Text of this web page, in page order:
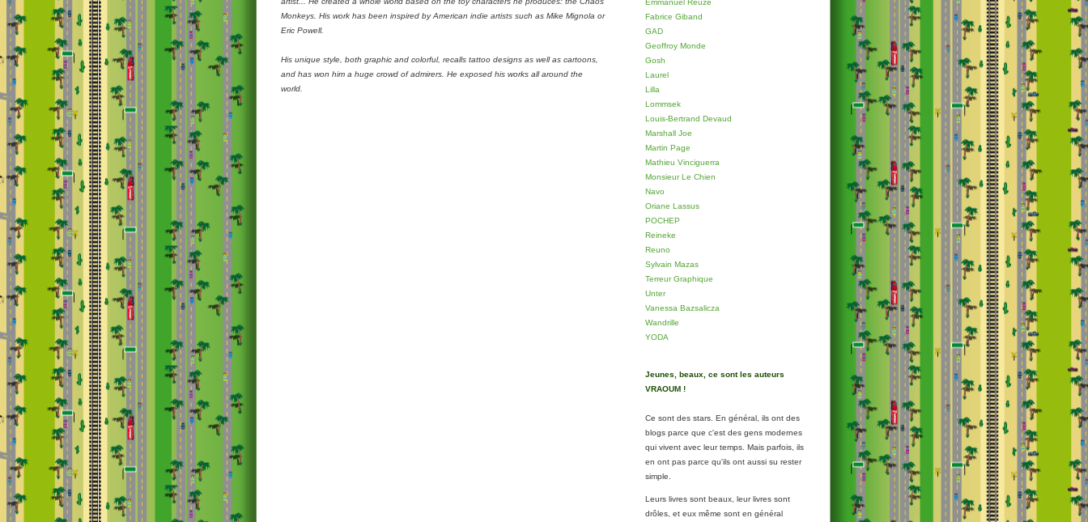
Monkeys. His work has been inspired by American indie artists such as Mike Mignola or
Eric Powell.
His unique style, both graphic and colorful, recalls tattoo designs as well as cartoons,
and has won him a huge crowd of admirers. He exposed his works all around the
world.
Fabrice Giband
GAD
Geoffroy Monde
Gosh
Laurel
Lilla
Lommsek
Louis-Bertrand Devaud
Marshall Joe
Martin Page
Mathieu Vinciguerra
Monsieur Le Chien
Navo
Oriane Lassus
POCHEP
Reineke
Reuno
Sylvain Mazas
Terreur Graphique
Unter
Vanessa Bazsalicza
Wandrille
YODA
Jeunes, beaux, ce sont les auteurs
VRAOUM !
Ce sont des stars. En général, ils ont des
blogs parce que c'est des gens modernes
qui vivent avec leur temps. Mais parfois, ils
en ont pas parce qu'ils ont aussi su rester
simple.
Leurs livres sont beaux, leur livres sont
drôles, et eux même sont en général